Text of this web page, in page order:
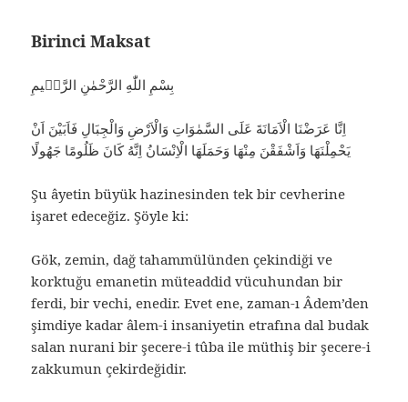
Birinci Maksat
بِسْمِ اللّٰهِ الرَّحْمٰنِ الرَّحٖيمِ
اِنَّا عَرَضْنَا الْاَمَانَةَ عَلَى السَّمٰوَاتِ وَالْاَرْضِ وَالْجِبَالِ فَاَبَيْنَ اَنْ
يَحْمِلْنَهَا وَاَشْفَقْنَ مِنْهَا وَحَمَلَهَا الْاِنْسَانُ اِنَّهُ كَانَ ظَلُومًا جَهُولًا
Şu âyetin büyük hazinesinden tek bir cevherine
işaret edeceğiz. Şöyle ki:
Gök, zemin, dağ tahammülünden çekindiği ve
korktuğu emanetin müteaddid vücuhundan bir
ferdi, bir vechi, enedir. Evet ene, zaman-ı Âdem’den
şimdiye kadar âlem-i insaniyetin etrafına dal budak
salan nurani bir şecere-i tûba ile müthiş bir şecere-i
zakkumun çekirdeğidir.